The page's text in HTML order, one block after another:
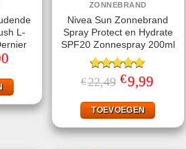
L-
Huidige
€1,00.
ZONNEBRAND
Nivea Sun Zonnebrand
Spray Protect en Hydrate
SPF20 Zonnespray 200ml
Gewaardeerd
4.67uit 5
€22,49 Oorspronkelijke
prijs
€22,49.
€9,99
€9,99.
TOEVOEGEN